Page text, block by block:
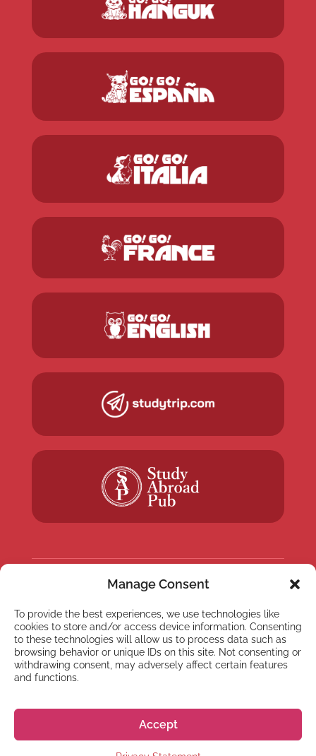
Manage Consent
To provide the best experiences, we use technologies like
cookies to store and/or access device information. Consenting
to these technologies will allow us to process data such as
browsing behavior or unique IDs on this site. Not consenting or
withdrawing consent, may adversely affect certain features
and functions.
Accept
Suscríbete a nuestra
newsletter
Suscríbete